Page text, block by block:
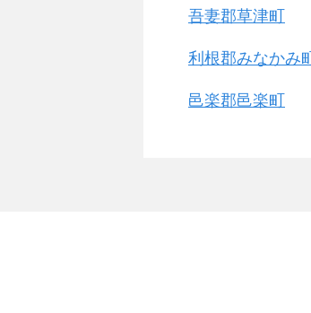
吾妻郡草津町
利根郡みなかみ町
邑楽郡邑楽町